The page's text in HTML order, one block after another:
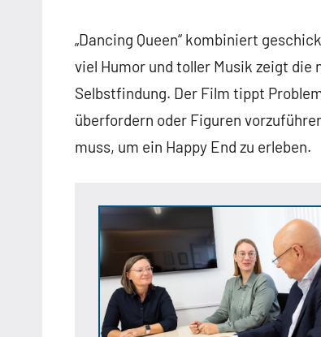
„Dancing Queen“ kombiniert
viel Humor und toller Musik zeigt
Selbstfindung. Der Film tippt
überfordern oder Figuren
muss, um ein Happy End zu erleben.
Anzeige